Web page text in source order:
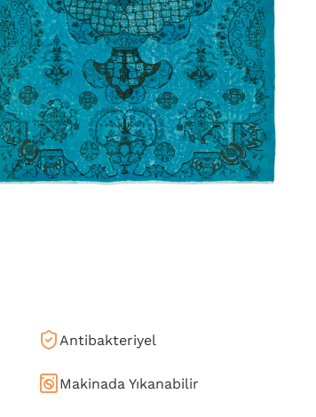
Antibakteriyel
Makinada Yıkanabilir